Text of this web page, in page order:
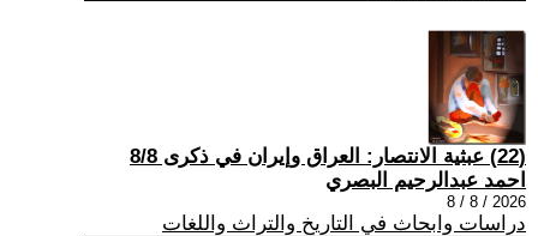
(22) عبثية الانتصار: العراق وإيران في ذكرى 8/8
احمد عبدالرحيم البصري
2026 / 8 / 8
دراسات وابحاث في التاريخ والتراث واللغات